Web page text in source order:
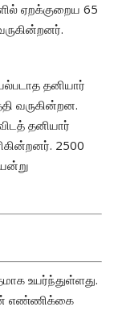
ஏறக்குறைய 65
தனியார்
வருகின்றன.
தனியார்
2500
உயர்ந்துள்ளது.
எண்ணிக்கை